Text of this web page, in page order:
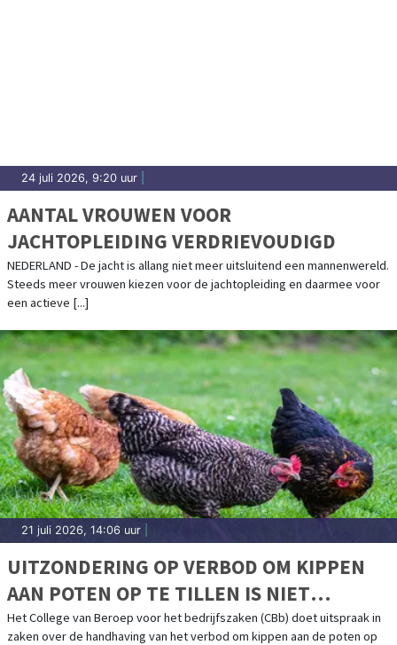
24 juli 2026, 9:20 uur
AANTAL VROUWEN VOOR
JACHTOPLEIDING VERDRIEVOUDIGD
NEDERLAND - De jacht is allang niet meer uitsluitend een mannenwereld.
Steeds meer vrouwen kiezen voor de jachtopleiding en daarmee voor
een actieve [...]
21 juli 2026, 14:06 uur
UITZONDERING OP VERBOD OM KIPPEN
AAN POTEN OP TE TILLEN IS NIET
TOEGESTAAN
Het College van Beroep voor het bedrijfszaken (CBb) doet uitspraak in
zaken over de handhaving van het verbod om kippen aan de poten op